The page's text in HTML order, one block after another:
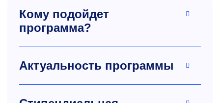
Кому подойдет
программа?
Актуальность программы